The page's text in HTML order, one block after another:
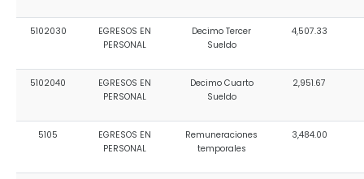
Convenios Institucionales
PRESUPUESTO: EJECUCIÓN Y REPORTES
Cédulas presupuestarias y balances
Procesos de contratación
5102030
EGRESOS EN
PERSONAL
Decimo Tercer
Sueldo
4,507.33
5102040
EGRESOS EN
PERSONAL
Decimo Cuarto
Sueldo
2,951.67
5105
EGRESOS EN
PERSONAL
Remuneraciones
temporales
3,484.00